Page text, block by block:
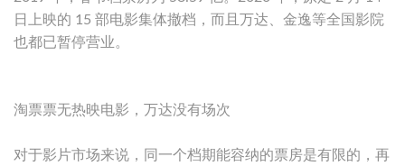
日上映的 15 部电影集体撤档，而且万达、金逸等全国影院
也都已暂停营业。
淘票票无热映电影，万达没有场次
对于影片市场来说，同一个档期能容纳的票房是有限的，再